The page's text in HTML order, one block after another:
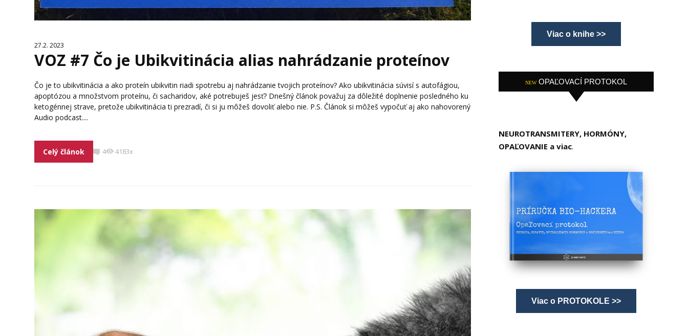
27.2. 2023
VOZ #7 Čo je Ubikvitinácia alias nahrádzanie proteínov
Čo je to ubikvitinácia a ako proteín ubikvitin riadi spotrebu aj nahrádzanie tvojich proteínov? Ako ubikvitinácia súvisí s autofágiou,
apoptózou a množstvom proteínu, či sacharidov, aké potrebuješ jesť? Dnešný článok považuj za dôležité doplnenie posledného ku
ketogénnej strave, pretože ubikvitinácia ti prezradí, či si ju môžeš dovoliť alebo nie. P.S. Článok si môžeš vypočuť aj ako nahovorený
Audio podcast....
Celý článok 4 4183x
Viac o knihe >>
NEW OPAĽOVACÍ PROTOKOL
NEUROTRANSMITERY, HORMÓNY,
OPAĽOVANIE a viac.
Viac o PROTOKOLE >>